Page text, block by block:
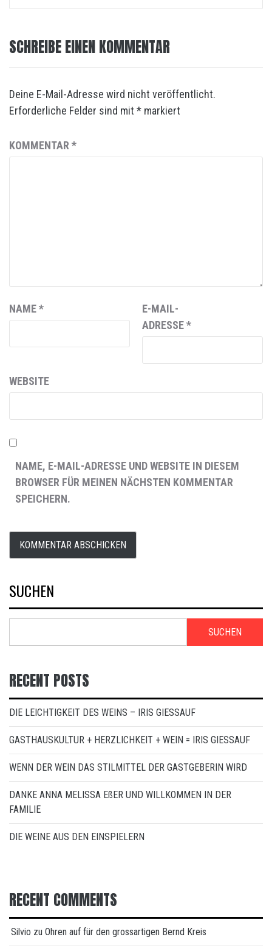
SCHREIBE EINEN KOMMENTAR
Deine E-Mail-Adresse wird nicht veröffentlicht.
Erforderliche Felder sind mit * markiert
KOMMENTAR *
NAME*
E-MAIL-
ADRESSE*
WEBSITE
NAME, E-MAIL-ADRESSE UND WEBSITE IN DIESEM
BROWSER FÜR MEINEN NÄCHSTEN KOMMENTAR
SPEICHERN.
SUCHEN
SUCHEN
RECENT POSTS
DIE LEICHTIGKEIT DES WEINS – IRIS GIESSAUF
GASTHAUSKULTUR + HERZLICHKEIT + WEIN = IRIS GIESSAUF
WENN DER WEIN DAS STILMITTEL DER GASTGEBERIN WIRD
DANKE ANNA MELISSA EßER UND WILLKOMMEN IN DER
FAMILIE
DIE WEINE AUS DEN EINSPIELERN
RECENT COMMENTS
Silvio zu Ohren auf für den grossartigen Bernd Kreis